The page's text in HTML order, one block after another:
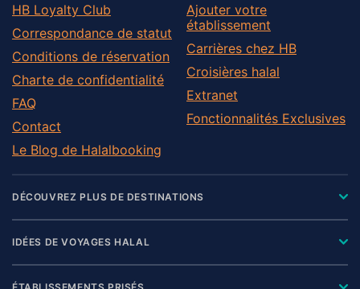
HB Loyalty Club
Correspondance de statut
Conditions de réservation
Charte de confidentialité
FAQ
Contact
Le Blog de Halalbooking
Ajouter votre
établissement
Carrières chez HB
Croisières halal
Extranet
Fonctionnalités Exclusives
DÉCOUVREZ PLUS DE DESTINATIONS
IDÉES DE VOYAGES HALAL